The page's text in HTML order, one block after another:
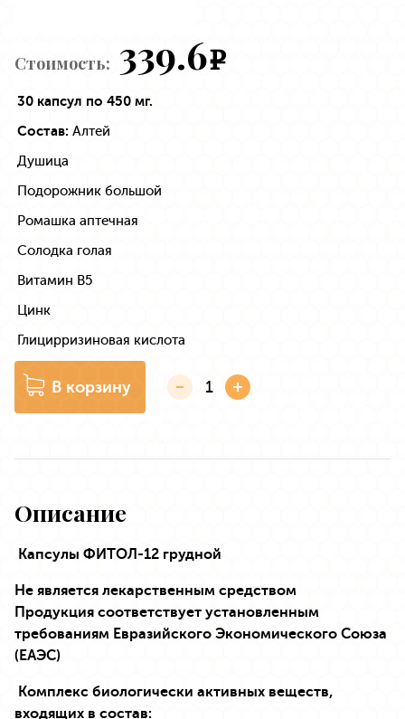
Стоимость: 339.6e
30 капсул по 450 мг.
Состав: Алтей
Душица
Подорожник большой
Ромашка аптечная
Солодка голая
Витамин В5
Цинк
Глицирризиновая кислота
В корзину
Описание
Капсулы ФИТОЛ-12 грудной
Не является лекарственным средством
Продукция соответствует установленным
требованиям Евразийского Экономического Союза
(ЕАЭС)
Комплекс биологически активных веществ,
входящих в состав: